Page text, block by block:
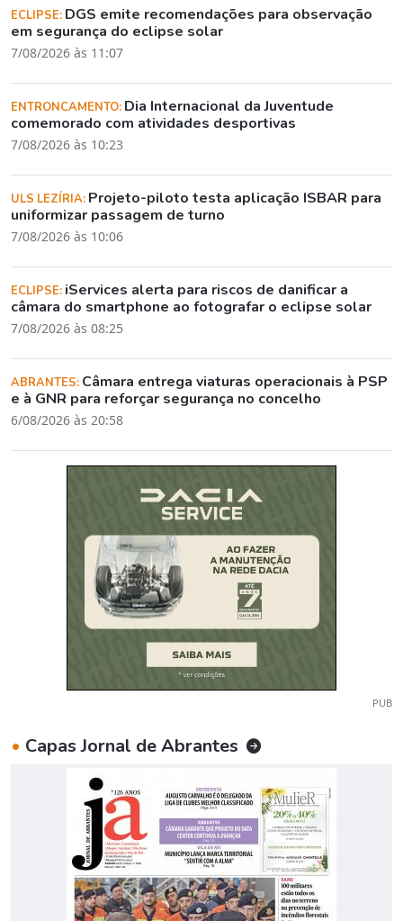
ECLIPSE: DGS emite recomendações para observação
em segurança do eclipse solar
7/08/2026 às 11:07
ENTRONCAMENTO: Dia Internacional da Juventude
comemorado com atividades desportivas
7/08/2026 às 10:23
ULS LEZÍRIA: Projeto-piloto testa aplicação ISBAR para
uniformizar passagem de turno
7/08/2026 às 10:06
ECLIPSE: iServices alerta para riscos de danificar a
câmara do smartphone ao fotografar o eclipse solar
7/08/2026 às 08:25
ABRANTES: Câmara entrega viaturas operacionais à PSP
e à GNR para reforçar segurança no concelho
6/08/2026 às 20:58
PUB
• Capas Jornal de Abrantes